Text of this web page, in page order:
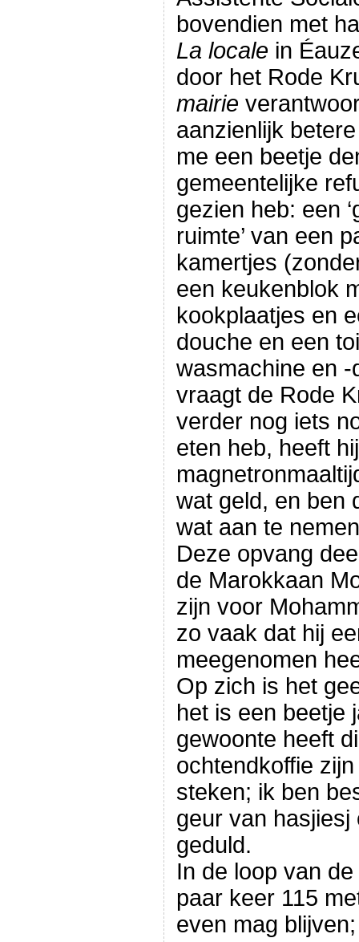
bovendien met
La locale in
door het Rode
mairie
aanzienlijk
me een beetje
gemeentelijke
gezien heb: een
ruimte’ van een
kamertjes
een keukenblok
kookplaatjes en
douche en een
wasmachine en
vraagt de Rode
verder nog iets
eten heb, heeft
wat geld, en ben
wat aan te
Deze opvang
de Marokkaan
zijn voor
zo vaak dat hij
meegenomen
Op zich is het
het is een beetje
gewoonte heeft
ochtendkoffie
steken; ik ben
geur van
geduld.
In de loop van
paar keer 115
even mag